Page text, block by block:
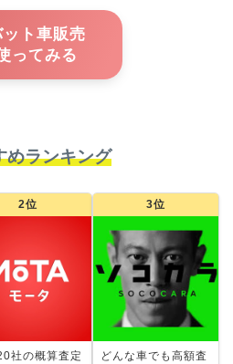
ット車販売
ってみる
めランキング
2位
社の概算査定
3位
どんな車でも高額査